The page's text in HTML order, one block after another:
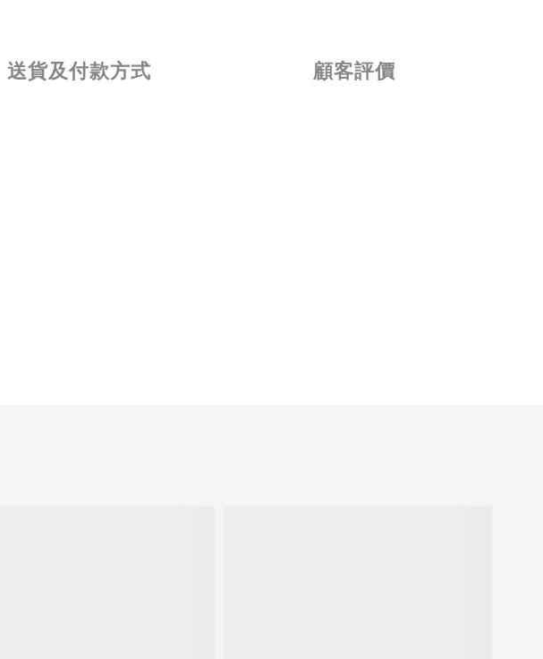
送貨及付款方式 顧客評價